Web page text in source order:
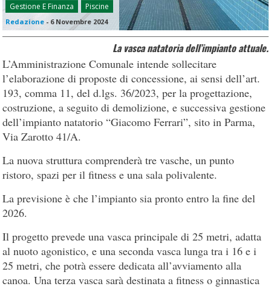
Gestione E Finanza Piscine
Redazione - 6 Novembre 2024
La vasca natatoria dell’impianto attuale.
L’Amministrazione Comunale intende sollecitare
l’elaborazione di proposte di concessione, ai sensi dell’art.
193, comma 11, del d.lgs. 36/2023, per la progettazione,
costruzione, a seguito di demolizione, e successiva gestione
dell’impianto natatorio “Giacomo Ferrari”, sito in Parma,
Via Zarotto 41/A.
La nuova struttura comprenderà tre vasche, un punto
ristoro, spazi per il fitness e una sala polivalente.
La previsione è che l’impianto sia pronto entro la fine del
2026.
Il progetto prevede una vasca principale di 25 metri, adatta
al nuoto agonistico, e una seconda vasca lunga tra i 16 e i
25 metri, che potrà essere dedicata all’avviamento alla
canoa. Una terza vasca sarà destinata a fitness o ginnastica